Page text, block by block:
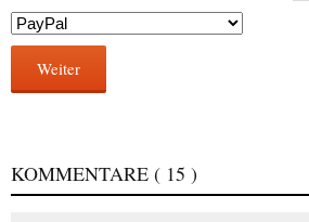
Weiter
KOMMENTARE ( 15 )